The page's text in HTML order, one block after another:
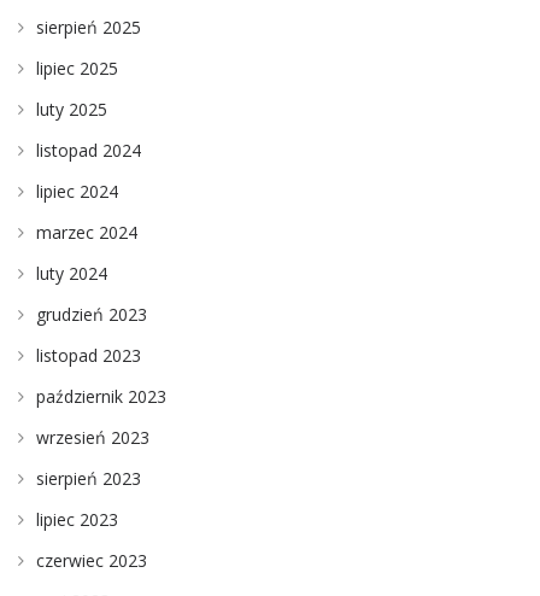
sierpień 2025
lipiec 2025
luty 2025
listopad 2024
lipiec 2024
marzec 2024
luty 2024
grudzień 2023
listopad 2023
październik 2023
wrzesień 2023
sierpień 2023
lipiec 2023
czerwiec 2023